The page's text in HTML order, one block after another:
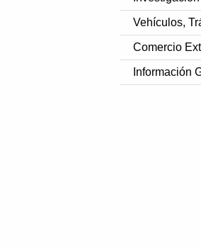
Vehículos,
Comercio
Información